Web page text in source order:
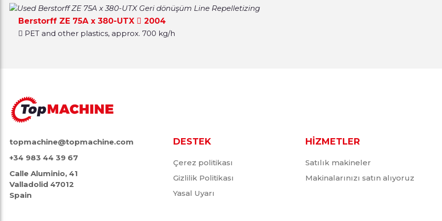
Berstorff ZE 75A x 380-UTX
2004
PET and other plastics, approx. 700 kg/h
topmachine@topmachine.com
+34 983 44 39 67
Calle Aluminio, 41
Valladolid 47012
Spain
DESTEK
Çerez politikası
Gizlilik Politikası
Yasal Uyarı
HİZMETLER
Satılık makineler
Makinalarınızı satın alıyoruz